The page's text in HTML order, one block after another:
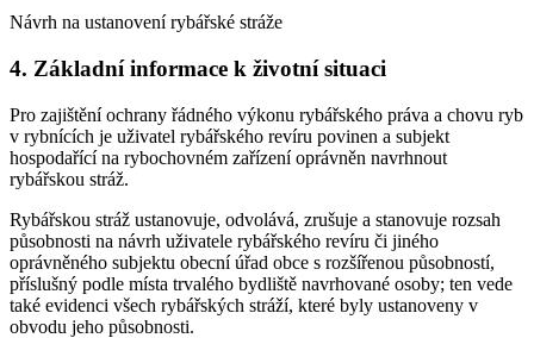
Návrh na ustanovení rybářské stráže
4. Základní informace k životní situaci
Pro zajištění ochrany řádného výkonu rybářského práva a chovu ryb
v rybnících je uživatel rybářského revíru povinen a subjekt
hospodařící na rybochovném zařízení oprávněn navrhnout
rybářskou stráž.
Rybářskou stráž ustanovuje, odvolává, zrušuje a stanovuje rozsah
působnosti na návrh uživatele rybářského revíru či jiného
oprávněného subjektu obecní úřad obce s rozšířenou působností,
příslušný podle místa trvalého bydliště navrhované osoby; ten vede
také evidenci všech rybářských stráží, které byly ustanoveny v
obvodu jeho působnosti.